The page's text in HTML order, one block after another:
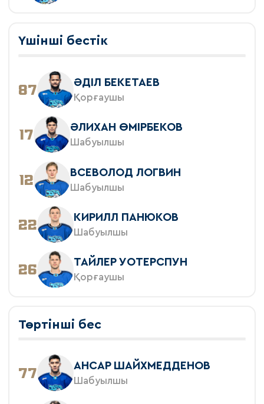
Үшінші бестік
87 ӘДIЛ БЕКЕТАЕВ
Қорғаушы
17 ӘЛИХАН ӨМІРБЕКОВ
Шабуылшы
12 ВСЕВОЛОД ЛОГВИН
Шабуылшы
22 КИРИЛЛ ПАНЮКОВ
Шабуылшы
26 ТАЙЛЕР УОТЕРСПУН
Қорғаушы
Төртінші бес
77 АНСАР ШАЙХМЕДДЕНОВ
Шабуылшы